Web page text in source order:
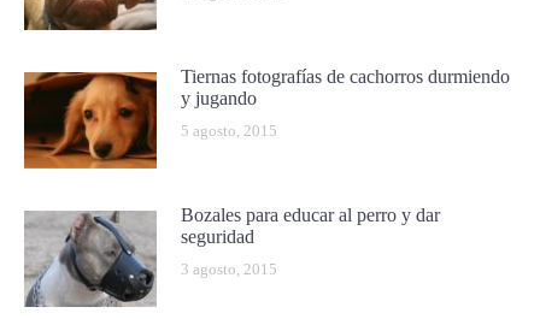
Tiernas fotografías de cachorros durmiendo
y jugando
5 agosto, 2015
Bozales para educar al perro y dar
seguridad
3 agosto, 2015